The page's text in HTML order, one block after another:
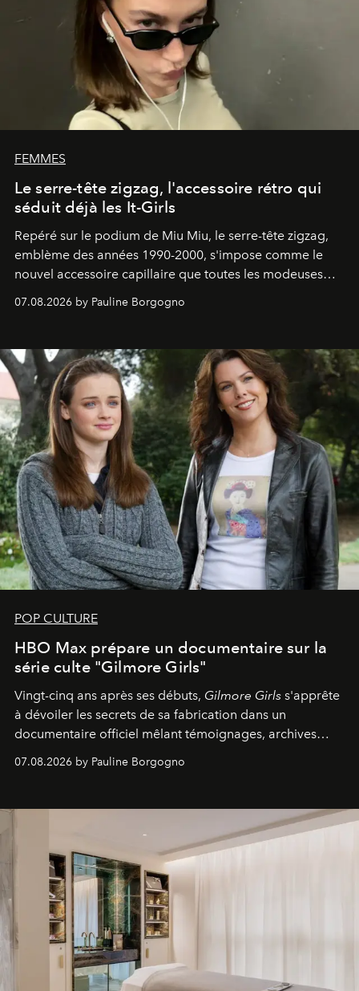
FEMMES
Le serre-tête zigzag, l'accessoire rétro qui
séduit déjà les It-Girls
Repéré sur le podium de Miu Miu, le serre-tête zigzag,
emblème des années 1990-2000, s'impose comme le
nouvel accessoire capillaire que toutes les modeuses
s'arrachent déjà.
07.08.2026 by Pauline Borgogno
POP CULTURE
HBO Max prépare un documentaire sur la
série culte "Gilmore Girls"
Vingt-cinq ans après ses débuts, Gilmore Girls s'apprête
à dévoiler les secrets de sa fabrication dans un
documentaire officiel mêlant témoignages, archives
inédites et plongée dans les coulisses d'un phénomène
générationnel.
07.08.2026 by Pauline Borgogno